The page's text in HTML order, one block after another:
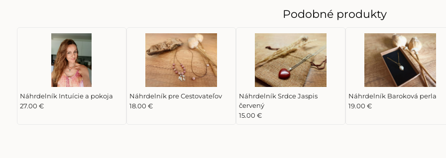
Podobné produkty
Náhrdelník Intuície a pokoja
27.00 €
Náhrdelník pre Cestovateľov
18.00 €
Náhrdelník Srdce Jaspis
červený
15.00 €
Náhrdelník Baroková perla
19.00 €